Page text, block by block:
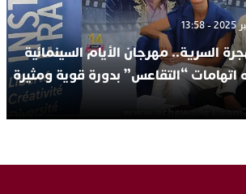
السرية.. مهرجان الأيام السينمائية
اتهامات “التقاعس” بدورة قوية ومثيرة